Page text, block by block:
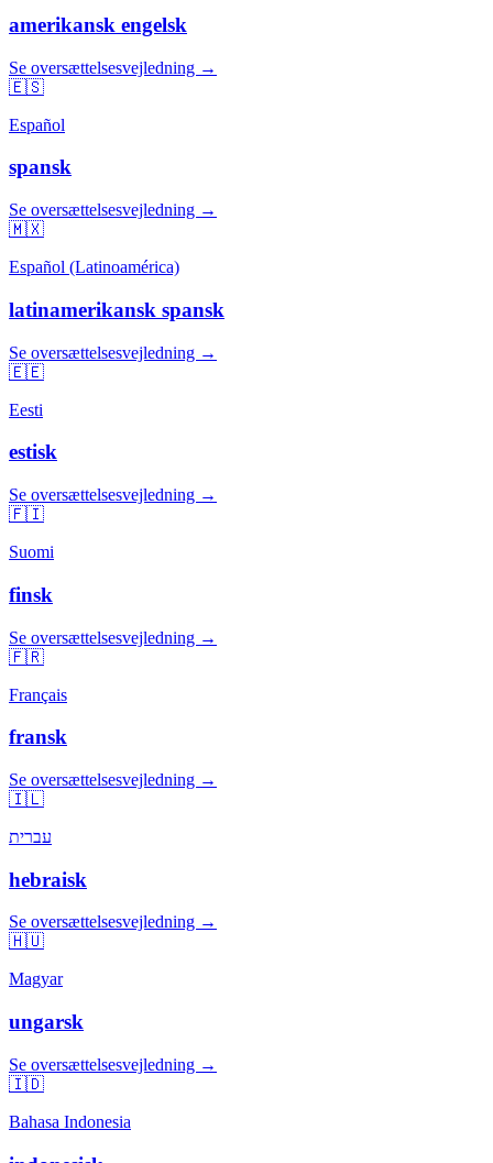
amerikansk engelsk
Se oversættelsesvejledning →
🇪🇸
Español
spansk
Se oversættelsesvejledning →
🇲🇽
Español (Latinoamérica)
latinamerikansk spansk
Se oversættelsesvejledning →
🇪🇪
Eesti
estisk
Se oversættelsesvejledning →
🇫🇮
Suomi
finsk
Se oversættelsesvejledning →
🇫🇷
Français
fransk
Se oversættelsesvejledning →
🇮🇱
עברית
hebraisk
Se oversættelsesvejledning →
🇭🇺
Magyar
ungarsk
Se oversættelsesvejledning →
🇮🇩
Bahasa Indonesia